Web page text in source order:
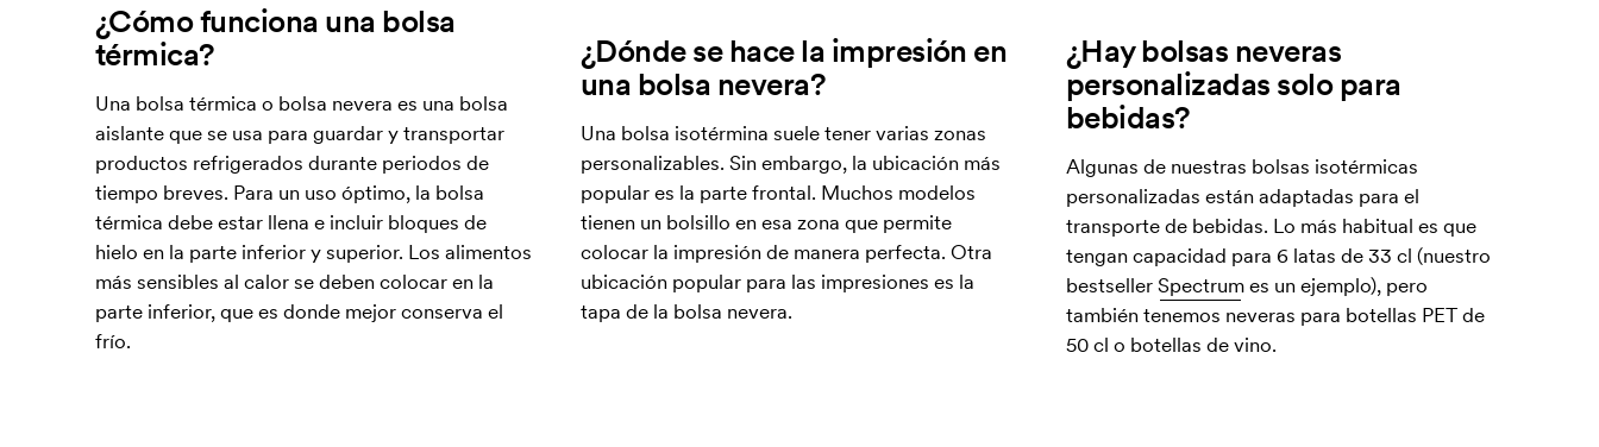
¿Cómo funciona una bolsa
térmica?
Una bolsa térmica o bolsa nevera es una bolsa
aislante que se usa para guardar y transportar
productos refrigerados durante periodos de
tiempo breves. Para un uso óptimo, la bolsa
térmica debe estar llena e incluir bloques de
hielo en la parte inferior y superior. Los alimentos
más sensibles al calor se deben colocar en la
parte inferior, que es donde mejor conserva el
frío.
¿Dónde se hace la impresión en
una bolsa nevera?
Una bolsa isotérmina suele tener varias zonas
personalizables. Sin embargo, la ubicación más
popular es la parte frontal. Muchos modelos
tienen un bolsillo en esa zona que permite
colocar la impresión de manera perfecta. Otra
ubicación popular para las impresiones es la
tapa de la bolsa nevera.
¿Hay bolsas neveras
personalizadas solo para
bebidas?
Algunas de nuestras bolsas isotérmicas
personalizadas están adaptadas para el
transporte de bebidas. Lo más habitual es que
tengan capacidad para 6 latas de 33 cl (nuestro
bestsellerSpectrumes un ejemplo), pero
también tenemos neveras para botellas PET de
50 cl o botellas de vino.